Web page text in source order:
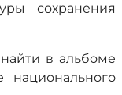
сохранения
в альбоме
национального